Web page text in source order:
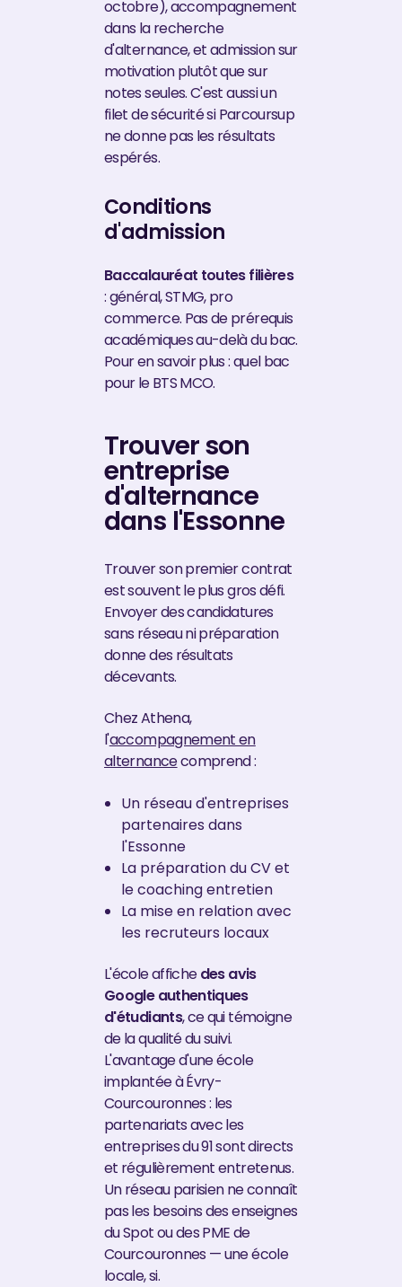
octobre), accompagnement
dans la recherche
d'alternance, et admission sur
motivation plutôt que sur
notes seules. C'est aussi un
filet de sécurité si Parcoursup
ne donne pas les résultats
espérés.
Conditions
d'admission
Baccalauréat toutes filières
: général, STMG, pro
commerce. Pas de prérequis
académiques au-delà du bac.
Pour en savoir plus : quel bac
pour le BTS MCO.
Trouver son
entreprise
d'alternance
dans l'Essonne
Trouver son premier contrat
est souvent le plus gros défi.
Envoyer des candidatures
sans réseau ni préparation
donne des résultats
décevants.
Chez Athena,
l'accompagnement en
alternancecomprend :
Un réseau d'entreprises
partenaires dans
l'Essonne
La préparation du CV et
le coaching entretien
La mise en relation avec
les recruteurs locaux
L'école affichedes avis
Google authentiques
d'étudiants, ce qui témoigne
de la qualité du suivi.
L'avantage d'une école
implantée à Évry-
Courcouronnes : les
partenariats avec les
entreprises du 91 sont directs
et régulièrement entretenus.
Un réseau parisien ne connaît
pas les besoins des enseignes
du Spot ou des PME de
Courcouronnes — une école
locale, si.